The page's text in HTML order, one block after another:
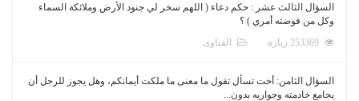
السؤال الثالث عشر : حكم دعاء ( اللهم سخر لي جنود الأرض وملائكة السماء
وكل من فوضته أمري ) ؟
الفتاوى
السؤال الثامن: أخت تسأل تقول ما معنى ما ملكت أيمانكم، وهل يجوز للرجل أن
يجامع خادمته وجواريه بدون...